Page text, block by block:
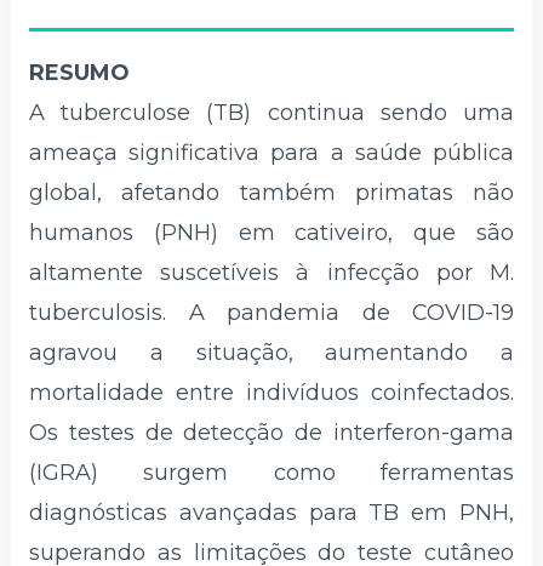
RESUMO
A tuberculose (TB) continua sendo uma
ameaça significativa para a saúde pública
global, afetando também primatas não
humanos (PNH) em cativeiro, que são
altamente suscetíveis à infecção por M.
tuberculosis. A pandemia de COVID-19
agravou a situação, aumentando a
mortalidade entre indivíduos coinfectados.
Os testes de detecção de interferon-gama
(IGRA) surgem como ferramentas
diagnósticas avançadas para TB em PNH,
superando as limitações do teste cutâneo